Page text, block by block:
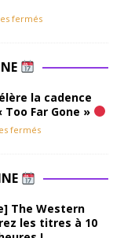
fermés
la cadence
Far Gone »
fermés
The Western
les titres à 10